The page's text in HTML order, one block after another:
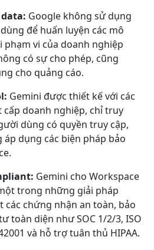
Google không sử dụng
để huấn luyện các mô
phạm vi của doanh nghiệp
có sự cho phép, cũng
cho quảng cáo.
Gemini được thiết kế với các
cấp doanh nghiệp, chỉ truy
dùng có quyền truy cập,
dụng các biện pháp bảo
Gemini cho Workspace
trong những giải pháp
các chứng nhận an toàn, bảo
toàn diện như SOC 1/2/3, ISO
và hỗ trợ tuân thủ HIPAA.